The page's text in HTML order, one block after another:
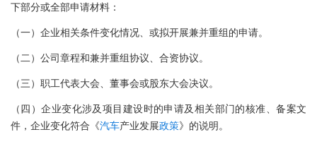
下部分或全部申请材料：
（一）企业相关条件变化情况、或拟开展兼并重组的申请。
（二）公司章程和兼并重组协议、合资协议。
（三）职工代表大会、董事会或股东大会决议。
（四）企业变化涉及项目建设时的申请及相关部门的核准、备案文
件，企业变化符合《汽车产业发展政策》的说明。